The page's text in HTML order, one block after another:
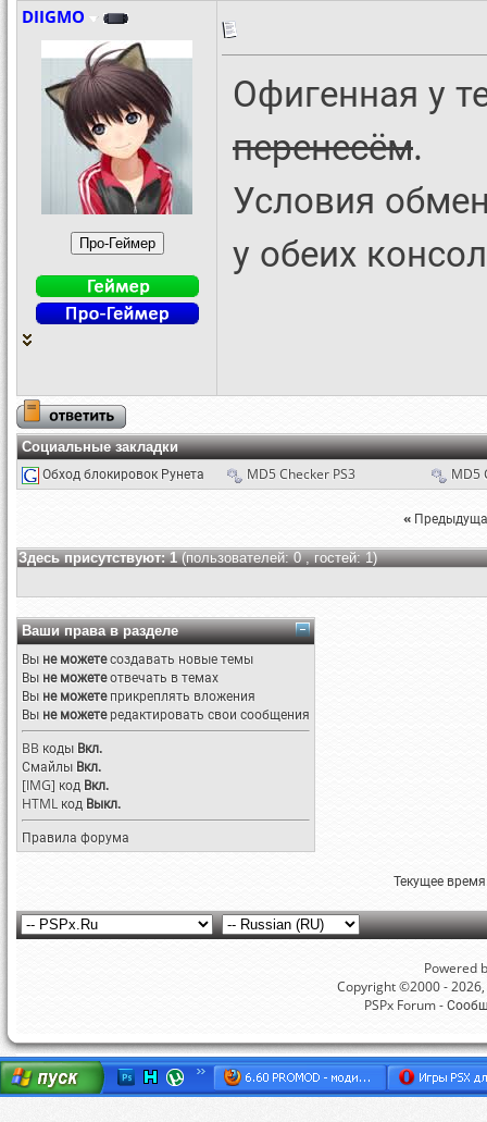
DIIGMO
Офигенная у
перенесём.
Условия
у обеих
Социальные закладки
Обход блокировок Рунета MD5 Checker PS3 MD5
«
Здесь присутствуют: 1(пользователей: 0 , гостей: 1)
Ваши права в разделе
Вы не можетесоздавать новые темы
Вы не можетеотвечать в темах
Вы не можетеприкреплять вложения
Вы не можетередактировать свои сообщения
BB коды Вкл.
Смайлы Вкл.
[IMG] код Вкл.
HTML код Выкл.
Правила форума
Текущее
Powered
Copyright ©2000 -
PSPx Forum -